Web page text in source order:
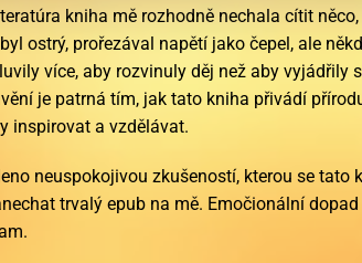
kniha mě rozhodně nechala cítit
ostrý, prořezával napětí jako čepel, ale
více, aby rozvinuly děj než aby vyjádřily
je patrná tím, jak tato kniha přivádí
inspirovat a vzdělávat.
neuspokojivou zkušeností, kterou se tato
trvalý epub na mě. Emočionální